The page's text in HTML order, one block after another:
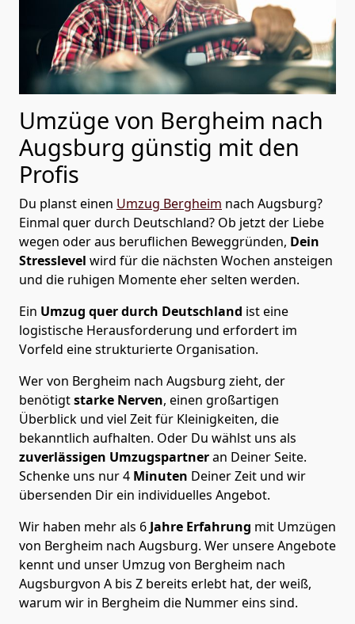
Umzüge von Bergheim nach
Augsburg günstig mit den
Profis
Du planst einen Umzug Bergheim nach Augsburg?
Einmal quer durch Deutschland? Ob jetzt der Liebe
wegen oder aus beruflichen Beweggründen, Dein
Stresslevel wird für die nächsten Wochen ansteigen
und die ruhigen Momente eher selten werden.
Ein Umzug quer durch Deutschland ist eine
logistische Herausforderung und erfordert im
Vorfeld eine strukturierte Organisation.
Wer von Bergheim nach Augsburg zieht, der
benötigtstarke Nerven, einen großartigen
Überblick und viel Zeit für Kleinigkeiten, die
bekanntlich aufhalten. Oder Du wählst uns als
zuverlässigen Umzugspartneran Deiner Seite.
Schenke uns nur4 Minuten Deiner Zeit und wir
übersenden Dir ein individuelles Angebot.
Wir haben mehr als 6 Jahre Erfahrung mit Umzügen
von Bergheim nach Augsburg. Wer unsere Angebote
kennt und unser Umzug von Bergheim nach
Augsburgvon A bis Z bereits erlebt hat, der weiß,
warum wir in Bergheim die Nummer eins sind.